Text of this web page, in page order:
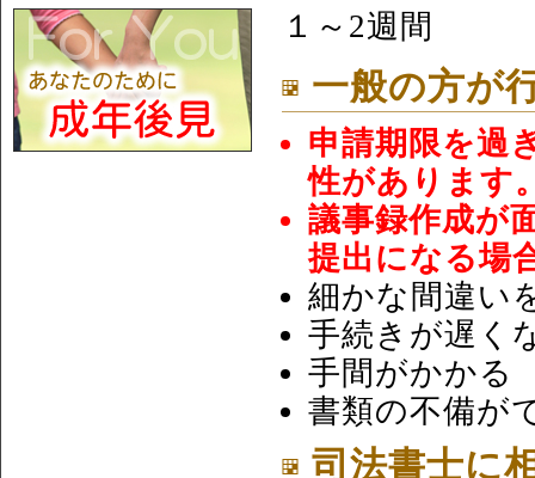
１～2週間
一般の方が
申請期限を過
性があります
議事録作成が
提出になる場
細かな間違い
手続きが遅く
手間がかかる
書類の不備が
司法書士に